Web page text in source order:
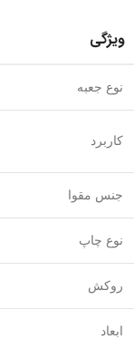
ویژگی
نوع جعبه
کاربرد
جنس مقوا
نوع چاپ
روکش
ابعاد